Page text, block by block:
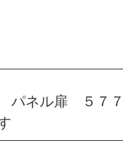
ネル扉 ５７